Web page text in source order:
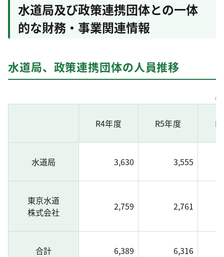
水道局及び政策連携団体との一体
的な財務・事業関連情報
水道局、政策連携団体の人員推移
R4年度 R5年度
水道局 3,630 3,555
東京水道
株式会社
2,759 2,761
合計 6,389 6,316